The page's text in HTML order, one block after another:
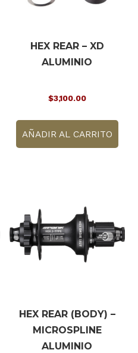
HEX REAR – XD
ALUMINIO
$3,100.00
AÑADIR AL CARRITO
HEX REAR (BODY) –
MICROSPLINE
ALUMINIO